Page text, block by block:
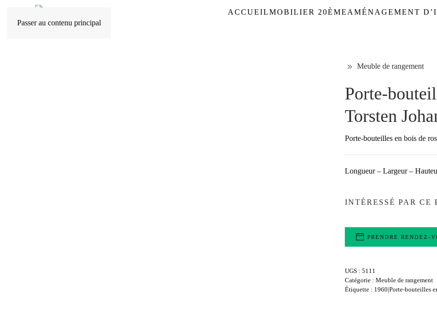
Passer au contenu principal
ACCUEILMOBILIER 20ÈME AMÉNAGEMENT
Meuble de rangement
Porte-
Torsten
Porte-bouteilles en bois de
Longueur – Largeur –
INTÉRESSÉ PAR CE
PRENDRE RENDEZ-
UGS : 5111
Catégorie : Meuble de rangement
Étiquette : 1960|Porte-bouteilles